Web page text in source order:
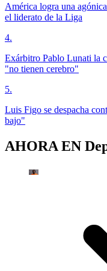
América logra una
el liderato de la Liga
4.
Exárbitro Pablo Lunati la
"no tienen cerebro"
5.
Luis Figo se despacha
bajo"
AHORA EN